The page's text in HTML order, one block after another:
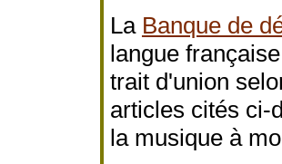
La Banque de
langue
trait d'union
articles cités ci-
la musique à